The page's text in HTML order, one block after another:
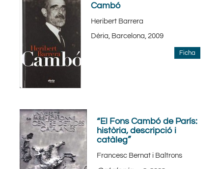
Cambó
Heribert Barrera
Dèria, Barcelona, 2009
Ficha
“El Fons Cambó de París:
història, descripció i
catàleg”
Francesc Bernat i Baltrons